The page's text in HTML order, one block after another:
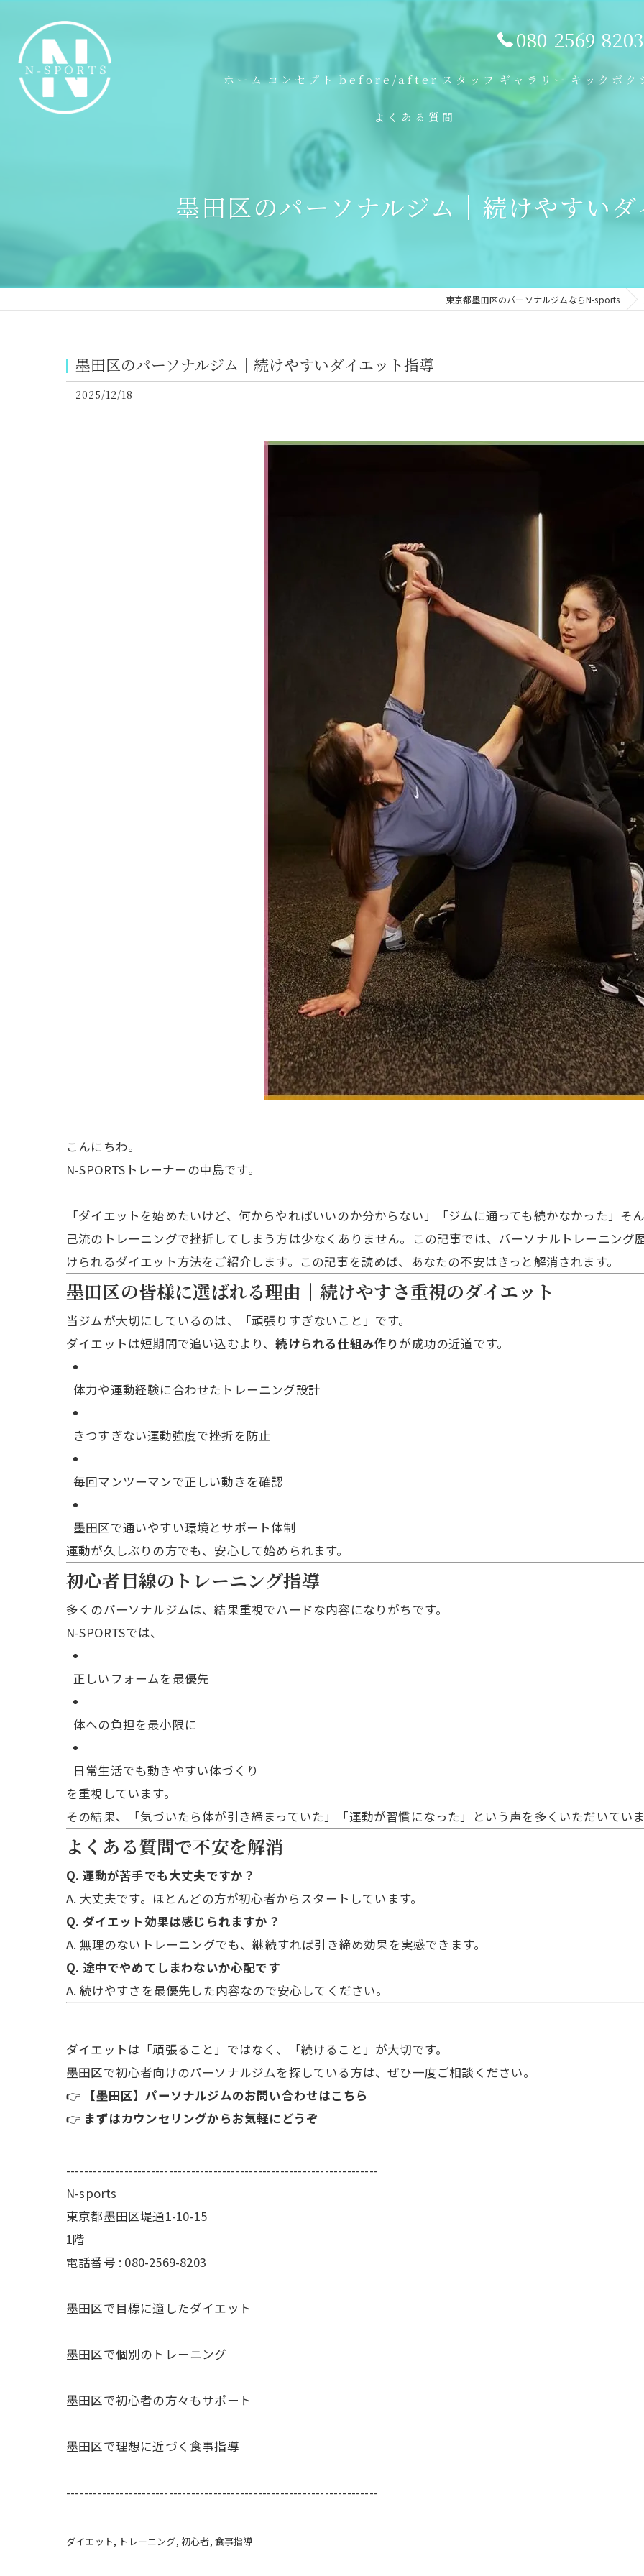
080-2569-8203
ホーム コンセプト before/after スタッフ ギャラリー キックボク
よくある質問
墨田区のパーソナルジム｜続けやすい
東京都墨田区のパーソナルジムならN-sports
墨田区のパーソナルジム｜続けやすいダイエット指導
2025/12/18
こんにちわ。
N-SPORTSトレーナーの中島です。
「ダイエットを始めたいけど、何からやればいいのか分からない」「ジムに通っても続かなかった」
己流のトレーニングで挫折してしまう方は少なくありません。この記事では、パーソナルトレーニン
けられるダイエット方法をご紹介します。この記事を読めば、あなたの不安はきっと解消されます。
墨田区の皆様に選ばれる理由｜続けやすさ重視のダイエット
当ジムが大切にしているのは、「頑張りすぎないこと」です。
ダイエットは短期間で追い込むより、続けられる仕組み作りが成功の近道です。
体力や運動経験に合わせたトレーニング設計
きつすぎない運動強度で挫折を防止
毎回マンツーマンで正しい動きを確認
墨田区で通いやすい環境とサポート体制
運動が久しぶりの方でも、安心して始められます。
初心者目線のトレーニング指導
多くのパーソナルジムは、結果重視でハードな内容になりがちです。
N-SPORTSでは、
正しいフォームを最優先
体への負担を最小限に
日常生活でも動きやすい体づくり
を重視しています。
その結果、「気づいたら体が引き締まっていた」「運動が習慣になった」という声を多くいただいてい
よくある質問で不安を解消
Q. 運動が苦手でも大丈夫ですか？
A. 大丈夫です。ほとんどの方が初心者からスタートしています。
Q. ダイエット効果は感じられますか？
A. 無理のないトレーニングでも、継続すれば引き締め効果を実感できます。
Q. 途中でやめてしまわないか心配です
A. 続けやすさを最優先した内容なので安心してください。
ダイエットは「頑張ること」ではなく、「続けること」が大切です。
墨田区で初心者向けのパーソナルジムを探している方は、ぜひ一度ご相談ください。
👉
【墨田区】パーソナルジムのお問い合わせはこちら
👉 まずはカウンセリングからお気軽にどうぞ
----------------------------------------------------------------------
N-sports
東京都墨田区堤通1-10-15
1階
電話番号 : 080-2569-8203
墨田区で目標に適したダイエット
墨田区で個別のトレーニング
墨田区で初心者の方々もサポート
墨田区で理想に近づく食事指導
----------------------------------------------------------------------
ダイエット トレーニング 初心者 食事指導